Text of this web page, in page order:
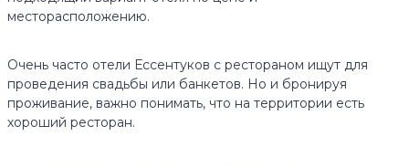
месторасположению.
Очень часто отели Ессентуков с рестораном ищут для
проведения свадьбы или банкетов. Но и бронируя
проживание, важно понимать, что на территории есть
хороший ресторан.